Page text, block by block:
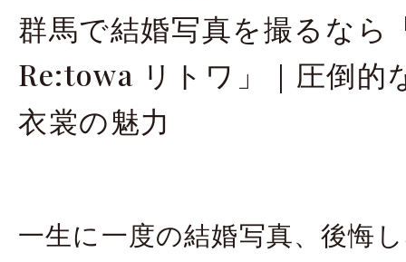
LINEで予約・相
群馬で結婚写真を撮るなら
Re:towa リトワ」｜圧倒的
衣裳の魅力
一生に一度の結婚写真、後悔